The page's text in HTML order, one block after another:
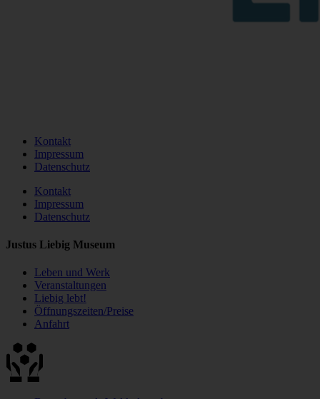
Kontakt
Impressum
Datenschutz
Kontakt
Impressum
Datenschutz
Justus Liebig Museum
Leben und Werk
Veranstaltungen
Liebig lebt!
Öffnungszeiten/Preise
Anfahrt